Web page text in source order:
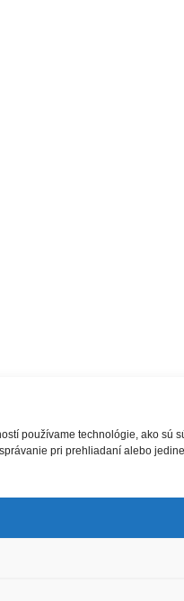
používame technológie, ako
pri prehliadaní alebo